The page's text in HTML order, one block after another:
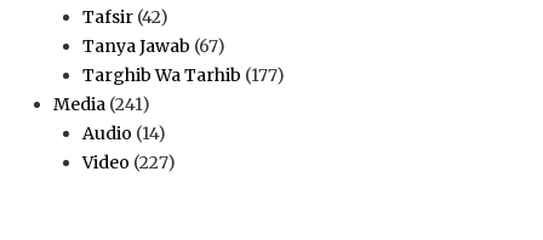
Tafsir (42)
Tanya Jawab (67)
Targhib Wa Tarhib (177)
Media (241)
Audio (14)
Video (227)